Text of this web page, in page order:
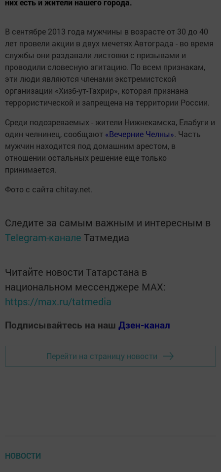
них есть и жители нашего города.
В сентябре 2013 года мужчины в возрасте от 30 до 40
лет провели акции в двух мечетях Автограда - во время
службы они раздавали листовки с призывами и
проводили словесную агитацию. По всем признакам,
эти люди являются членами экстремистской
организации «Хизб-ут-Тахрир», которая признана
террористической и запрещена на территории России.
Среди подозреваемых - жители Нижнекамска, Елабуги и
один челнинец, сообщают «Вечерние Челны». Часть
мужчин находится под домашним арестом, в
отношении остальных решение еще только
принимается.
Фото с сайта chitay.net.
Следите за самым важным и интересным в
Telegram-канале Татмедиа
Читайте новости Татарстана в
национальном мессенджере MАХ:
https://max.ru/tatmedia
Подписывайтесь на наш Дзен-канал
Перейти на страницу новости
НОВОСТИ